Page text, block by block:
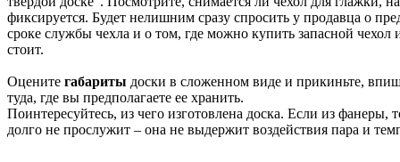
фиксируется. Будет нелишним сразу спросить у продавца о
сроке службы чехла и о том, где можно купить запасной чехол
стоит.
Оцените габариты доски в сложенном виде и прикиньте,
туда, где вы предполагаете ее хранить.
Поинтересуйтесь, из чего изготовлена доска. Если из фанеры,
долго не прослужит – она не выдержит воздействия пара и